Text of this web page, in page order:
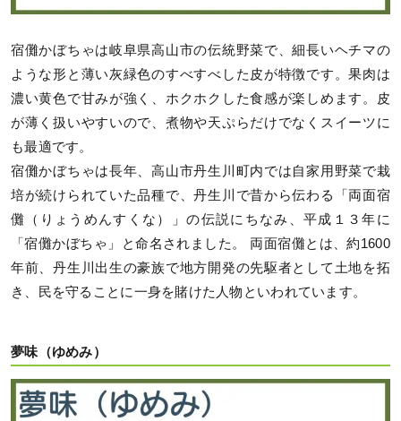
宿儺かぼちゃは岐阜県高山市の伝統野菜で、細長いヘチマの
ような形と薄い灰緑色のすべすべした皮が特徴です。果肉は
濃い黄色で甘みが強く、ホクホクした食感が楽しめます。皮
が薄く扱いやすいので、煮物や天ぷらだけでなくスイーツに
も最適です。
宿儺かぼちゃは長年、高山市丹生川町内では自家用野菜で栽
培が続けられていた品種で、丹生川で昔から伝わる「両面宿
儺（りょうめんすくな）」の伝説にちなみ、平成１３年に
「宿儺かぼちゃ」と命名されました。 両面宿儺とは、約1600
年前、丹生川出生の豪族で地方開発の先駆者として土地を拓
き、民を守ることに一身を賭けた人物といわれています。
夢味（ゆめみ）